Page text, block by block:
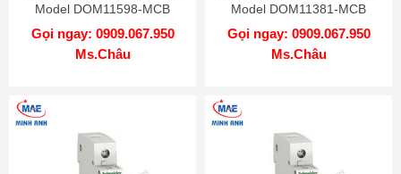
Model DOM11598-MCB
Gọi ngay: 0909.067.950
Ms.Châu
Model DOM11381-MCB
Gọi ngay: 0909.067.950
Ms.Châu